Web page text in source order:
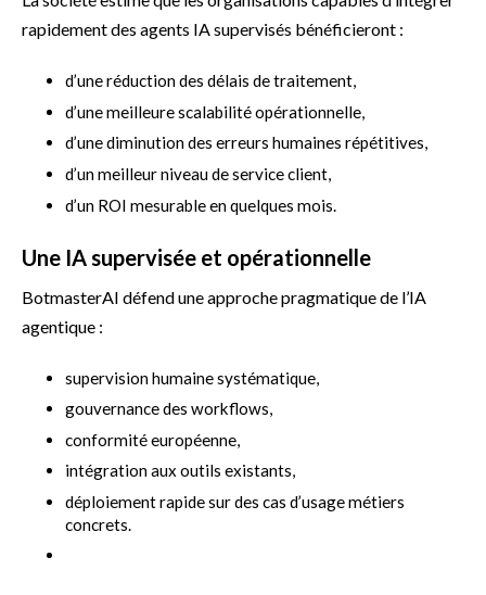
rapidement des agents IA supervisés bénéficieront :
d’une réduction des délais de traitement,
d’une meilleure scalabilité opérationnelle,
d’une diminution des erreurs humaines répétitives,
d’un meilleur niveau de service client,
d’un ROI mesurable en quelques mois.
Une IA supervisée et opérationnelle
BotmasterAI défend une approche pragmatique de l’IA
agentique :
supervision humaine systématique,
gouvernance des workflows,
conformité européenne,
intégration aux outils existants,
déploiement rapide sur des cas d’usage métiers
concrets.